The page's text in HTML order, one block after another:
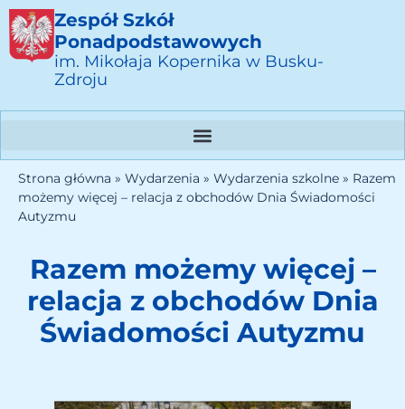
Zespół Szkół
Ponadpodstawowych
im. Mikołaja Kopernika w Busku-
Zdroju
Strona główna » Wydarzenia » Wydarzenia szkolne » Razem
możemy więcej – relacja z obchodów Dnia Świadomości
Autyzmu
Razem możemy więcej –
relacja z obchodów Dnia
Świadomości Autyzmu